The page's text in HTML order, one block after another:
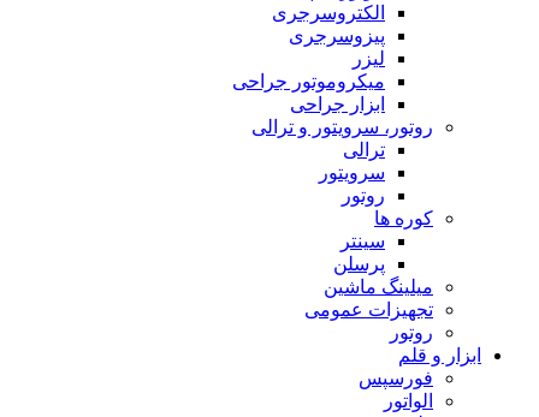
الکتروسرجری
پیزوسرجری
لیزر
میکروموتور جراحی
ابزار جراحی
روتور، سرویتور و ترالی
ترالی
سرویتور
روتور
کوره ها
سینتر
پرسلن
میلینگ ماشین
تجهیزات عمومی
روتور
ابزار و قلم
فورسپس
الواتور